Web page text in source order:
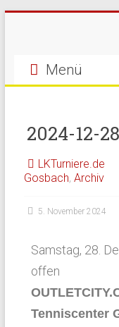
Menü
2024-12-
LKTurniere.de
Gosbach, Archiv
5. November 2024
Samstag, 28.
offen
Tenniscenter